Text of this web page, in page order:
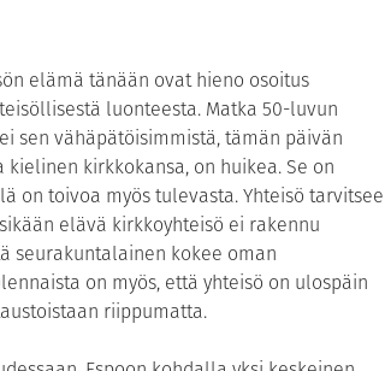
elämä tänään ovat hieno osoitus
luonteesta. Matka 50-luvun
sen vähäpätöisimmistä, tämän päivän
kirkkokansa, on huikea. Se on
on toivoa myös tulevasta. Yhteisö tarvitsee
elävä kirkkoyhteisö ei rakennu
seurakuntalainen kokee oman
on myös, että yhteisö on ulospäin
riippumatta.